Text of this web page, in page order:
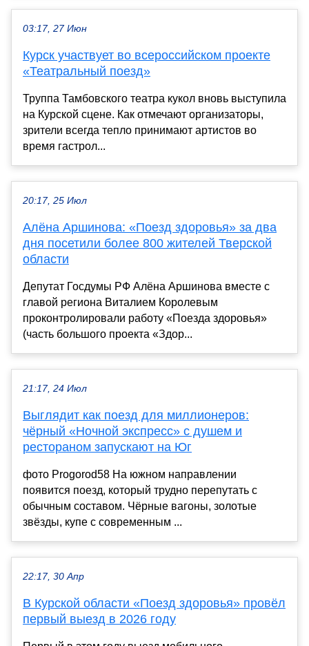
03:17, 27 Июн
Курск участвует во всероссийском проекте
«Театральный поезд»
Труппа Тамбовского театра кукол вновь выступила
на Курской сцене. Как отмечают организаторы,
зрители всегда тепло принимают артистов во
время гастрол...
20:17, 25 Июл
Алёна Аршинова: «Поезд здоровья» за два
дня посетили более 800 жителей Тверской
области
Депутат Госдумы РФ Алёна Аршинова вместе с
главой региона Виталием Королевым
проконтролировали работу «Поезда здоровья»
(часть большого проекта «Здор...
21:17, 24 Июл
Выглядит как поезд для миллионеров:
чёрный «Ночной экспресс» с душем и
рестораном запускают на Юг
фото Progorod58 На южном направлении
появится поезд, который трудно перепутать с
обычным составом. Чёрные вагоны, золотые
звёзды, купе с современным ...
22:17, 30 Апр
В Курской области «Поезд здоровья» провёл
первый выезд в 2026 году